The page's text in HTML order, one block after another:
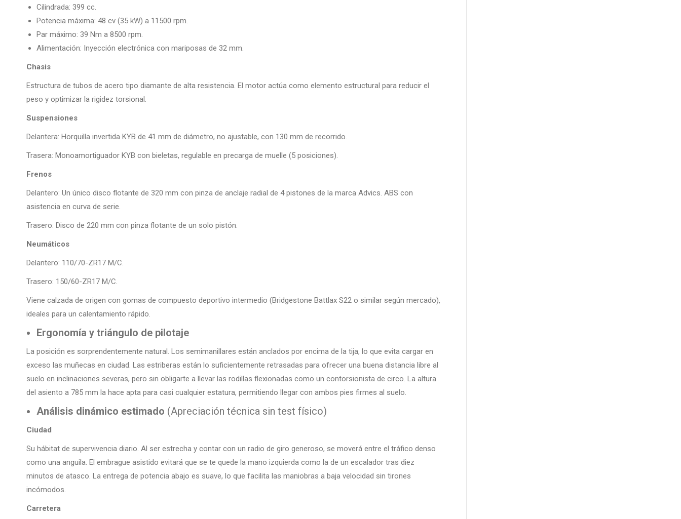
Cilindrada: 399 cc.
Potencia máxima: 48 cv (35 kW) a 11500 rpm.
Par máximo: 39 Nm a 8500 rpm.
Alimentación: Inyección electrónica con mariposas de 32 mm.
Chasis
Estructura de tubos de acero tipo diamante de alta resistencia. El motor actúa como elemento estructural para reducir el
peso y optimizar la rigidez torsional.
Suspensiones
Delantera: Horquilla invertida KYB de 41 mm de diámetro, no ajustable, con 130 mm de recorrido.
Trasera: Monoamortiguador KYB con bieletas, regulable en precarga de muelle (5 posiciones).
Frenos
Delantero: Un único disco flotante de 320 mm con pinza de anclaje radial de 4 pistones de la marca Advics. ABS con
asistencia en curva de serie.
Trasero: Disco de 220 mm con pinza flotante de un solo pistón.
Neumáticos
Delantero: 110/70-ZR17 M/C.
Trasero: 150/60-ZR17 M/C.
Viene calzada de origen con gomas de compuesto deportivo intermedio (Bridgestone Battlax S22 o similar según mercado),
ideales para un calentamiento rápido.
Ergonomía y triángulo de pilotaje
La posición es sorprendentemente natural. Los semimanillares están anclados por encima de la tija, lo que evita cargar en
exceso las muñecas en ciudad. Las estriberas están lo suficientemente retrasadas para ofrecer una buena distancia libre al
suelo en inclinaciones severas, pero sin obligarte a llevar las rodillas flexionadas como un contorsionista de circo. La altura
del asiento a 785 mm la hace apta para casi cualquier estatura, permitiendo llegar con ambos pies firmes al suelo.
Análisis dinámico estimado (Apreciación técnica sin test físico)
Ciudad
Su hábitat de supervivencia diario. Al ser estrecha y contar con un radio de giro generoso, se moverá entre el tráfico denso
como una anguila. El embrague asistido evitará que se te quede la mano izquierda como la de un escalador tras diez
minutos de atasco. La entrega de potencia abajo es suave, lo que facilita las maniobras a baja velocidad sin tirones
incómodos.
Carretera